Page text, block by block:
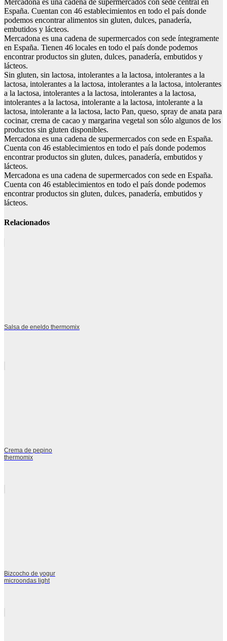
Mercadona es una cadena de supermercados con sede central en
España. Cuentan con 46 establecimientos en todo el país donde
podemos encontrar alimentos sin gluten, dulces, panadería,
embutidos y lácteos.
Mercadona es una cadena de supermercados con sede íntegramente
en España. Tienen 46 locales en todo el país donde podemos
encontrar productos sin gluten, dulces, panadería, embutidos y
lácteos.
Sin gluten, sin lactosa, intolerantes a la lactosa, intolerantes a la
lactosa, intolerantes a la lactosa, intolerantes a la lactosa, intolerantes
a la lactosa, intolerantes a la lactosa, intolerantes a la lactosa,
intolerantes a la lactosa, intolerante a la lactosa, intolerante a la
lactosa, intolerante a la lactosa, lacto Pan, queso, spray de anata para
cocinar, crema de cacao y margarina vegetal son sólo algunos de los
productos sin gluten disponibles.
Mercadona es una cadena de supermercados con sede en España.
Cuenta con 46 establecimientos en todo el país donde podemos
encontrar productos sin gluten, dulces, panadería, embutidos y
lácteos.
Mercadona es una cadena de supermercados con sede en España.
Cuenta con 46 establecimientos en todo el país donde podemos
encontrar productos sin gluten, dulces, panadería, embutidos y
lácteos.
Relacionados
Salsa de eneldo thermomix
Crema de pepino
thermomix
Bizcocho de yogur
microondas light